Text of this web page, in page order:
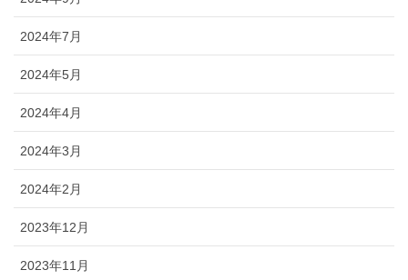
2024年7月
2024年5月
2024年4月
2024年3月
2024年2月
2023年12月
2023年11月